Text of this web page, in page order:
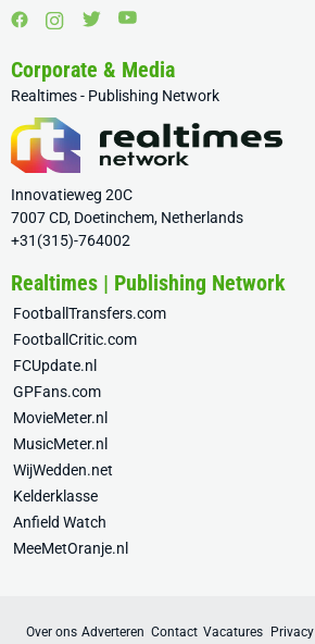
Corporate & Media
Realtimes - Publishing Network
Innovatieweg 20C
7007 CD, Doetinchem, Netherlands
+31(315)-764002
Realtimes | Publishing Network
FootballTransfers.com
FootballCritic.com
FCUpdate.nl
GPFans.com
MovieMeter.nl
MusicMeter.nl
WijWedden.net
Kelderklasse
Anfield Watch
MeeMetOranje.nl
Over ons Adverteren Contact Vacatures Privacy